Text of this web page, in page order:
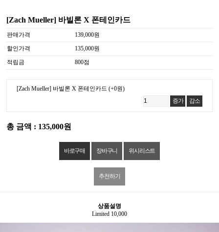
[Zach Mueller] 바빌론 X 폰테인카드
판매가격
139,000원
할인가격
135,000원
적립금
800점
[Zach Mueller] 바빌론 X 폰테인카드 (+0원)
증가
감소
총 금액 : 135,000원
위시리스트
추천하기
상품설명
Limited 10,000